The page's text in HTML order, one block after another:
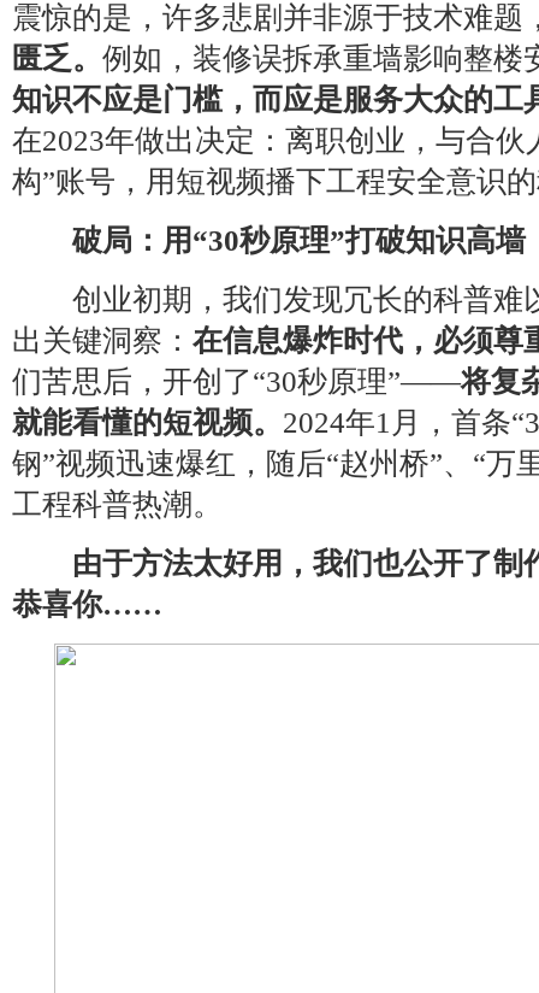
震惊的是，许多悲剧并非源于技术难题
匮乏。 例如，装修误拆承重墙影响整楼
知识不应是门槛，而应是服务大众的工
在2023年做出决定：离职创业，与合伙
构”账号，用短视频播下工程安全意识
破局：用“30秒原理”打破知识高墙
创业初期，我们发现冗长的科普难
出关键洞察： 在信息爆炸时代，必须尊
们苦思后，开创了“30秒原理”——将复
就能看懂的短视频。 2024年1月，首条
钢”视频迅速爆红，随后“赵州桥”、“万
工程科普热潮。
由于方法太好用，我们也公开了制
恭喜你……